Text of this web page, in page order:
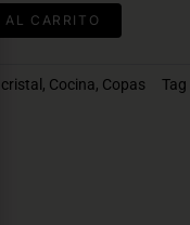
AL CARRITO
, Cocina, Copas Tag